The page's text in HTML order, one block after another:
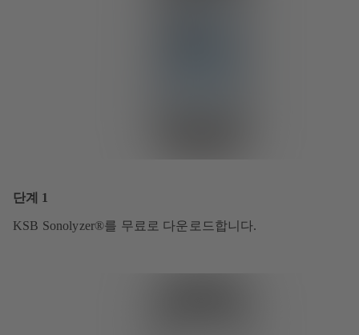
단계 1
KSB Sonolyzer®를 무료로 다운로드합니다.